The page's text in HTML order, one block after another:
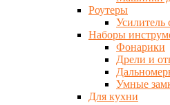
Роутеры
Усилитель
Наборы
Фонарики
Дрели и
Умные
Для кухни